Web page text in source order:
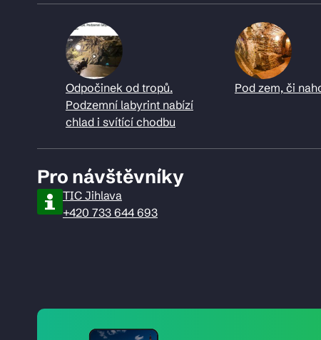
Odpočinek od tropů.
Podzemní labyrint nabízí
chlad i svítící chodbu
Pod zem, či
Pro návštěvníky
TIC Jihlava
+420 733 644 693